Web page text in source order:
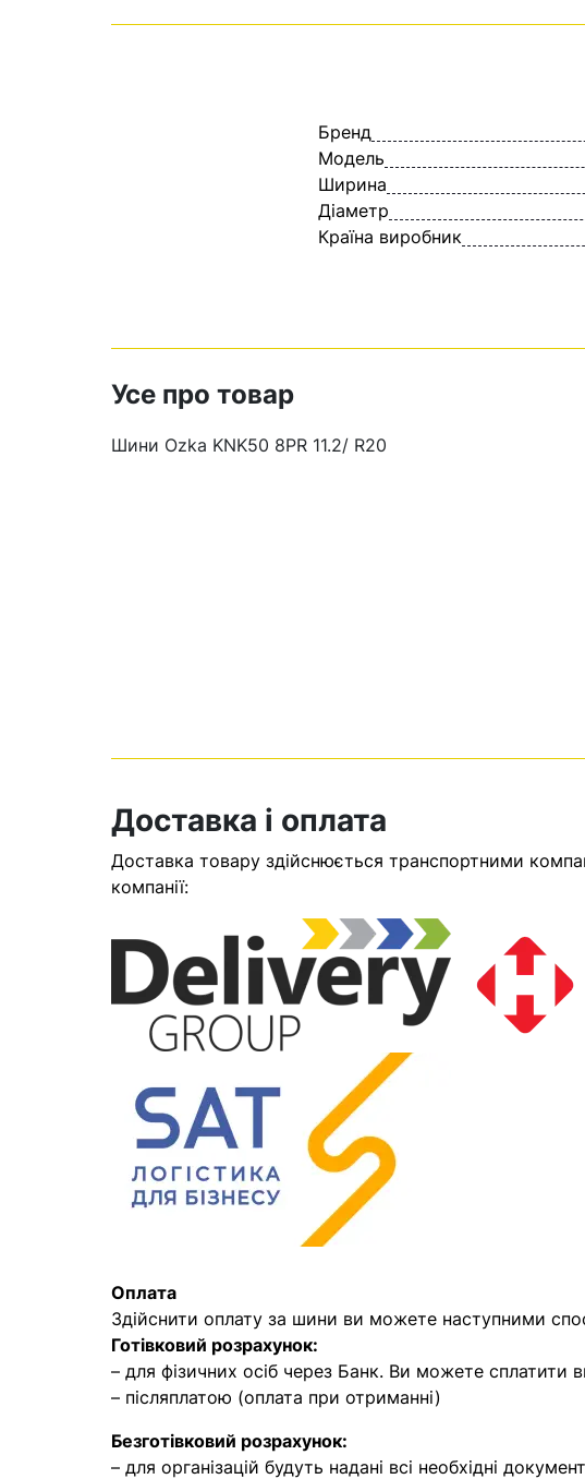
Кошик
У кошику немаєВаш
Бренд
Модель
Ширина
Діаметр
Країна виробник
Усе про товар
Шини Ozka KNK50 8PR 11.2/ R20
Доставка і оплата
Доставка товару здійснюється транспортними
компанії:
Оплата
Здійснити оплату за шини ви можете наступними
Готівковий розрахунок:
– для фізичних осіб через Банк. Ви можете сплатити
– післяплатою (оплата при отриманні)
Безготівковий розрахунок:
– для організацій будуть надані всі необхідні